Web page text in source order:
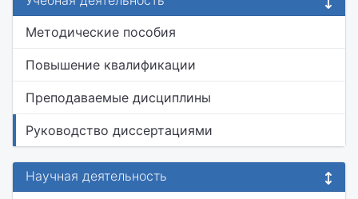
Методические пособия
Повышение квалификации
Преподаваемые дисциплины
Руководство диссертациями
Научная деятельность